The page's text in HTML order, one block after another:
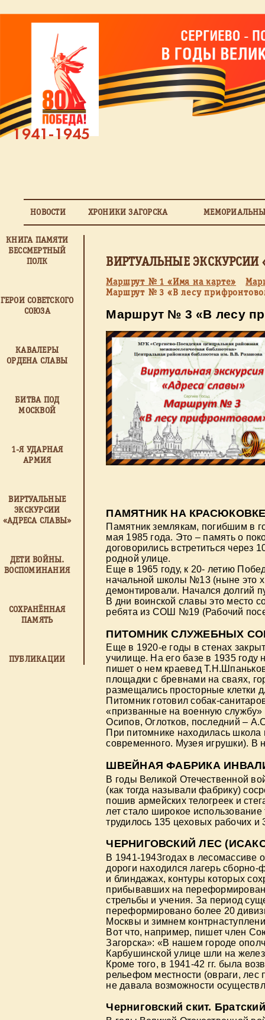
1941-1945
НОВОСТИ ХРОНИКИ ЗАГОРСКА
КНИГА ПАМЯТИ
БЕССМЕРТНЫЙ
ПОЛК
ГЕРОИ СОВЕТСКОГО
СОЮЗА
КАВАЛЕРЫ
ОРДЕНА СЛАВЫ
БИТВА ПОД
МОСКВОЙ
1-Я УДАРНАЯ
АРМИЯ
ВИРТУАЛЬНЫЕ
ЭКСКУРСИИ
«АДРЕСА СЛАВЫ»
ДЕТИ ВОЙНЫ.
ВОСПОМИНАНИЯ
СОХРАНЁННАЯ
ПАМЯТЬ
ПУБЛИКАЦИИ
ВИРТУАЛЬНЫЕ ЭКСКУРСИИ
Маршрут № 1 «Имя на карте»
Маршрут № 3 «В лесу
Маршрут № 3 «В лесу
ПАМЯТНИК НА
Памятник землякам, погибшим в
мая 1985 года. Это – память о
договорились встретиться через
родной улице.
Еще в 1965 году, к 20- летию
начальной школы №13 (ныне это
демонтировали. Начался долгий
В дни воинской славы это место
ребята из СОШ №19 (Рабочий
ПИТОМНИК СЛУЖЕБНЫХ
Еще в 1920-е годы в стенах
училище. На его базе в 1935 году
пишет о нем краевед
площадки с бревнами на сваях,
размещались просторные клетки
Питомник готовил собак-
«призванные на военную
Осипов, Оглотков, последний –
При питомнике находилась
современного. Музея игрушки). В
ШВЕЙНАЯ ФАБРИКА
В годы Великой Отечественной
(как тогда называли фабрику)
пошив армейских телогреек и
лет стало широкое
трудилось 135 цеховых рабочих и
ЧЕРНИГОВСКИЙ ЛЕС
В 1941-1943годах в лесомассиве
дороги находился лагерь
и блиндажах, контуры которых
прибывавших на
стрельбы и учения. За период
переформировано более 20
Москвы и зимнем
Вот что, например, пишет член
Загорска»: «В нашем городе
Карбушинской улице шли на
Кроме того, в 1941-42 гг. была
рельефом местности (овраги, лес
не давала возможности
Черниговский скит.